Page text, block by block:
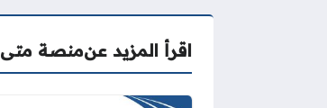
اقرأ المزيد عنمنصة متى